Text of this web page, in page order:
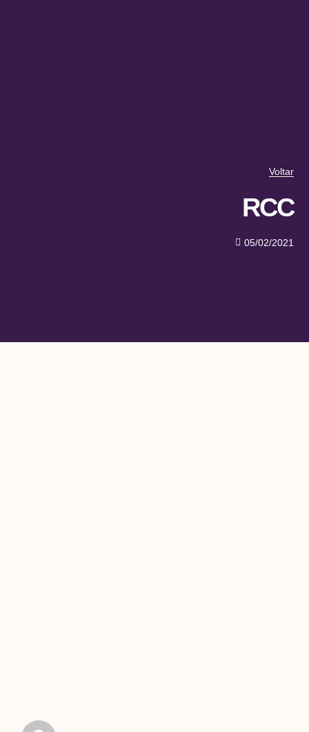
Voltar
RCC
05/02/2021